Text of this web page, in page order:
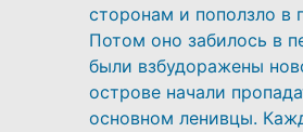
сторонам и поползло в
Потом оно забилось в
были взбудоражены
острове начали
основном ленивцы.